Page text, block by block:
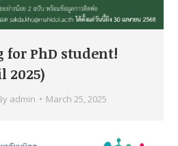
for PhD student!
2025)
admin March 25, 2025